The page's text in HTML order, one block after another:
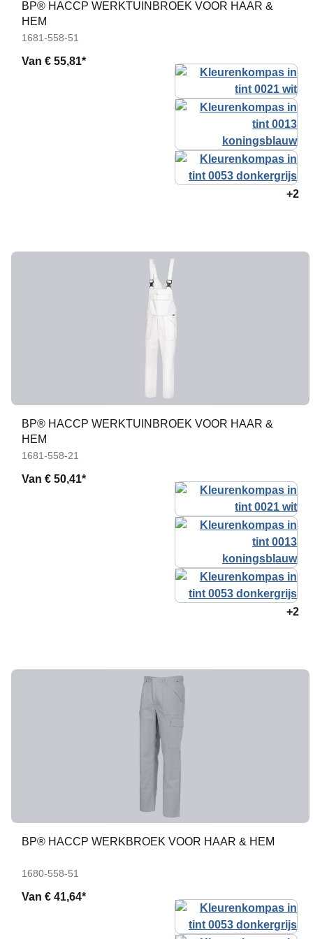
BP® HACCP WERKTUINBROEK VOOR HAAR &
HEM
1681-558-51
Van € 55,81*
+2
BP® HACCP WERKTUINBROEK VOOR HAAR &
HEM
1681-558-21
Van € 50,41*
+2
BP® HACCP WERKBROEK VOOR HAAR & HEM
1680-558-51
Van € 41,64*